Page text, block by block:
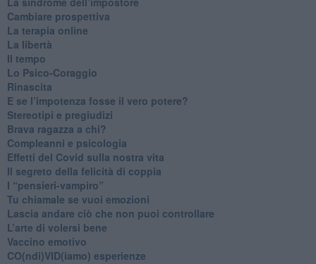
​Cambiare prospettiva
La terapia online
La libertà
​Il tempo
​Lo Psico-Coraggio
Rinascita
​E se l’impotenza fosse il vero potere?
Stereotipi e pregiudizi
​Brava ragazza a chi?
​Compleanni e psicologia
Effetti del Covid sulla nostra vita
Il segreto della felicità di coppia
​I “pensieri-vampiro”
​Tu chiamale se vuoi emozioni
​Lascia andare ciò che non puoi controllare
L’arte di volersi bene
​Vaccino emotivo
CO(ndi)VID(iamo) esperienze